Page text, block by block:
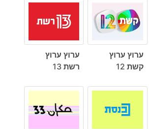
ערוץ ערוץ
קשת 12
ערוץ ערוץ
רשת 13